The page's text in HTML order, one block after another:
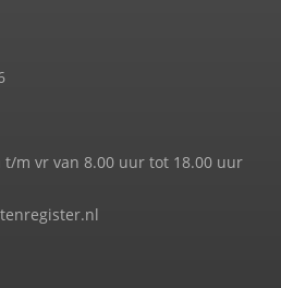
m vr van 8.00 uur tot 18.00 uur